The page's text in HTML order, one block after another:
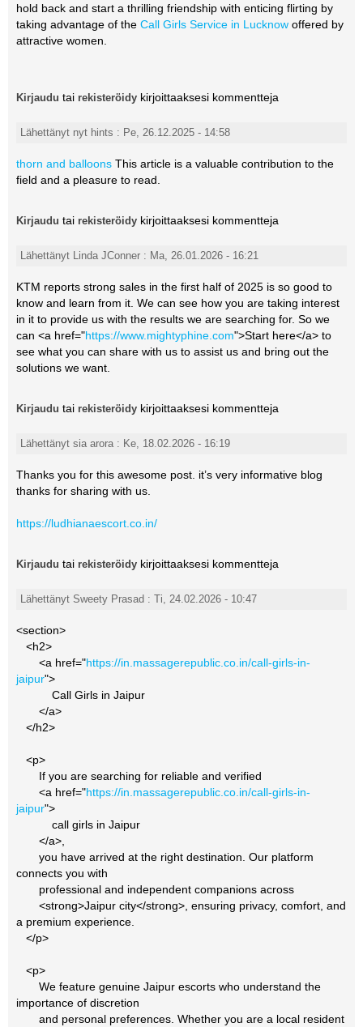
hold back and start a thrilling friendship with enticing flirting by
taking advantage of the Call Girls Service in Lucknow offered by
attractive women.
Kirjaudu tai rekisteröidy kirjoittaaksesi kommentteja
Lähettänyt nyt hints : Pe, 26.12.2025 - 14:58
thorn and balloons This article is a valuable contribution to the
field and a pleasure to read.
Kirjaudu tai rekisteröidy kirjoittaaksesi kommentteja
Lähettänyt Linda JConner : Ma, 26.01.2026 - 16:21
KTM reports strong sales in the first half of 2025 is so good to
know and learn from it. We can see how you are taking interest
in it to provide us with the results we are searching for. So we
can <a href="https://www.mightyphine.com">Start here</a> to
see what you can share with us to assist us and bring out the
solutions we want.
Kirjaudu tai rekisteröidy kirjoittaaksesi kommentteja
Lähettänyt sia arora : Ke, 18.02.2026 - 16:19
Thanks you for this awesome post. it’s very informative blog
thanks for sharing with us.
https://ludhianaescort.co.in/
Kirjaudu tai rekisteröidy kirjoittaaksesi kommentteja
Lähettänyt Sweety Prasad : Ti, 24.02.2026 - 10:47
<section>
<h2>
<a href="https://in.massagerepublic.co.in/call-girls-in-
jaipur">
Call Girls in Jaipur
</a>
</h2>
<p>
If you are searching for reliable and verified
<a href="https://in.massagerepublic.co.in/call-girls-in-
jaipur">
call girls in Jaipur
</a>,
you have arrived at the right destination. Our platform
connects you with
professional and independent companions across
<strong>Jaipur city</strong>, ensuring privacy, comfort, and
a premium experience.
</p>
<p>
We feature genuine Jaipur escorts who understand the
importance of discretion
and personal preferences. Whether you are a local resident